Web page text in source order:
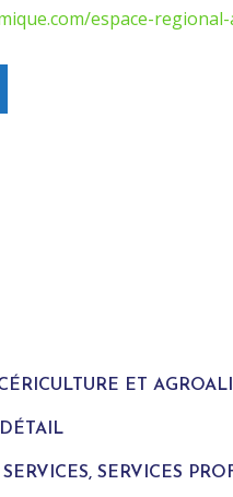
espace-
ET
SERVICES